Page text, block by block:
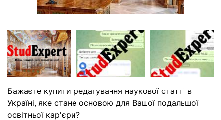
Бажаєте купити редагування наукової статті в
Україні, яке стане основою для Вашої подальшої
освітньої кар'єри?